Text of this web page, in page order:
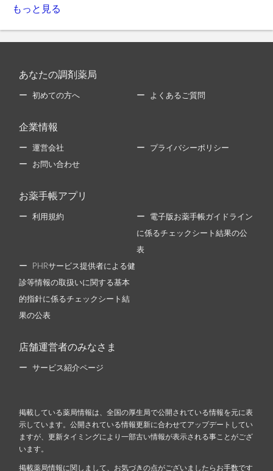
もっと見る
あなたの調剤薬局
初めての方へ よくあるご質問
企業情報
運営会社 プライバシーポリシー
お問い合わせ
お薬手帳アプリ
利用規約 電子版お薬手帳ガイドライン
に係るチェックシート結果の公
表
PHRサービス提供者による健
診等情報の取扱いに関する基本
的指針に係るチェックシート結
果の公表
店舗運営者のみなさま
サービス紹介ページ
掲載している薬局情報は、全国の厚生局で公開されている情報を元に表
示しています。公開されている情報更新に合わせてアップデートしてい
ますが、更新タイミングにより一部古い情報が表示される事ことがござ
います。
掲載薬局情報に関しまして、お気づきの点がございましたらお手数です